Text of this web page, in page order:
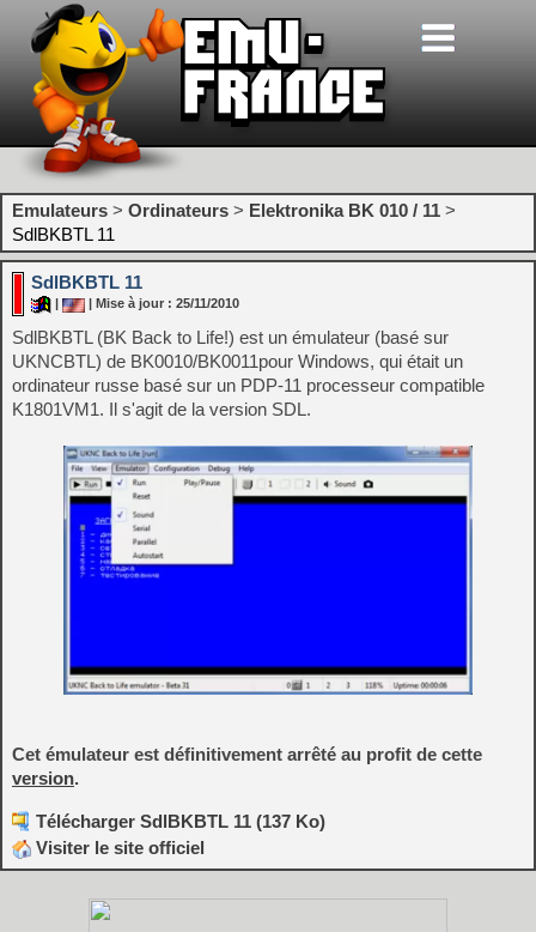
Emulateurs > Ordinateurs > Elektronika BK 010 / 11 >
SdlBKBTL 11
SdlBKBTL 11
| Mise à jour : 25/11/2010
SdlBKBTL (BK Back to Life!) est un émulateur (basé sur
UKNCBTL) de BK0010/BK0011pour Windows, qui était un
ordinateur russe basé sur un PDP-11 processeur compatible
K1801VM1. Il s'agit de la version SDL.
Cet émulateur est définitivement arrêté au profit de cette
version.
Télécharger SdlBKBTL 11 (137 Ko)
Visiter le site officiel